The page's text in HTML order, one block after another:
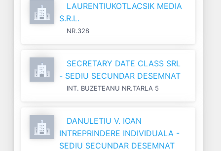
LAURENTIUKOTLACSIK MEDIA
S.R.L.
NR.328
SECRETARY DATE CLASS SRL
- SEDIU SECUNDAR DESEMNAT
INT. BUZETEANU NR.TARLA 5
DANULETIU V. IOAN
INTREPRINDERE INDIVIDUALA -
SEDIU SECUNDAR DESEMNAT